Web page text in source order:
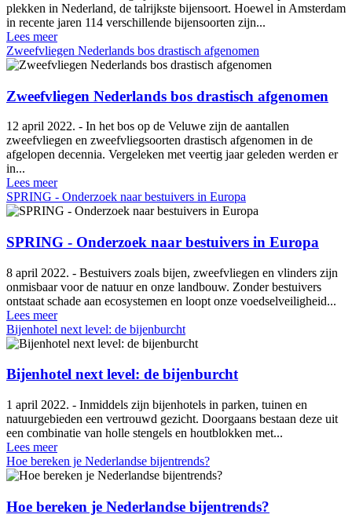
plekken in Nederland, de talrijkste bijensoort. Hoewel in Amsterdam
in recente jaren 114 verschillende bijensoorten zijn...
Lees meer
Zweefvliegen Nederlands bos drastisch afgenomen
Zweefvliegen Nederlands bos drastisch afgenomen
12 april 2022. - In het bos op de Veluwe zijn de aantallen
zweefvliegen en zweefvliegsoorten drastisch afgenomen in de
afgelopen decennia. Vergeleken met veertig jaar geleden werden er
in...
Lees meer
SPRING - Onderzoek naar bestuivers in Europa
SPRING - Onderzoek naar bestuivers in Europa
8 april 2022. - Bestuivers zoals bijen, zweefvliegen en vlinders zijn
onmisbaar voor de natuur en onze landbouw. Zonder bestuivers
ontstaat schade aan ecosystemen en loopt onze voedselveiligheid...
Lees meer
Bijenhotel next level: de bijenburcht
Bijenhotel next level: de bijenburcht
1 april 2022. - Inmiddels zijn bijenhotels in parken, tuinen en
natuurgebieden een vertrouwd gezicht. Doorgaans bestaan deze uit
een combinatie van holle stengels en houtblokken met...
Lees meer
Hoe bereken je Nederlandse bijentrends?
Hoe bereken je Nederlandse bijentrends?